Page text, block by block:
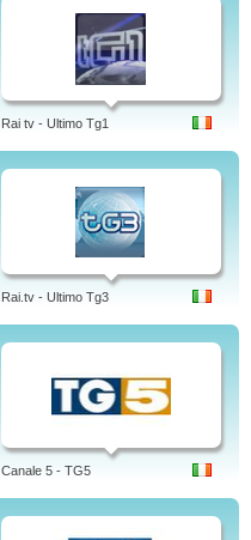
Rai tv - Ultimo Tg1
Rai.tv - Ultimo Tg3
Canale 5 - TG5